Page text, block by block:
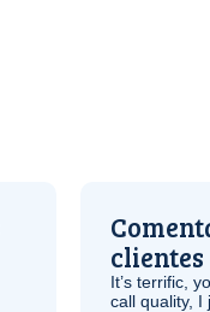
clientes
It’s terrific,
call quality, I